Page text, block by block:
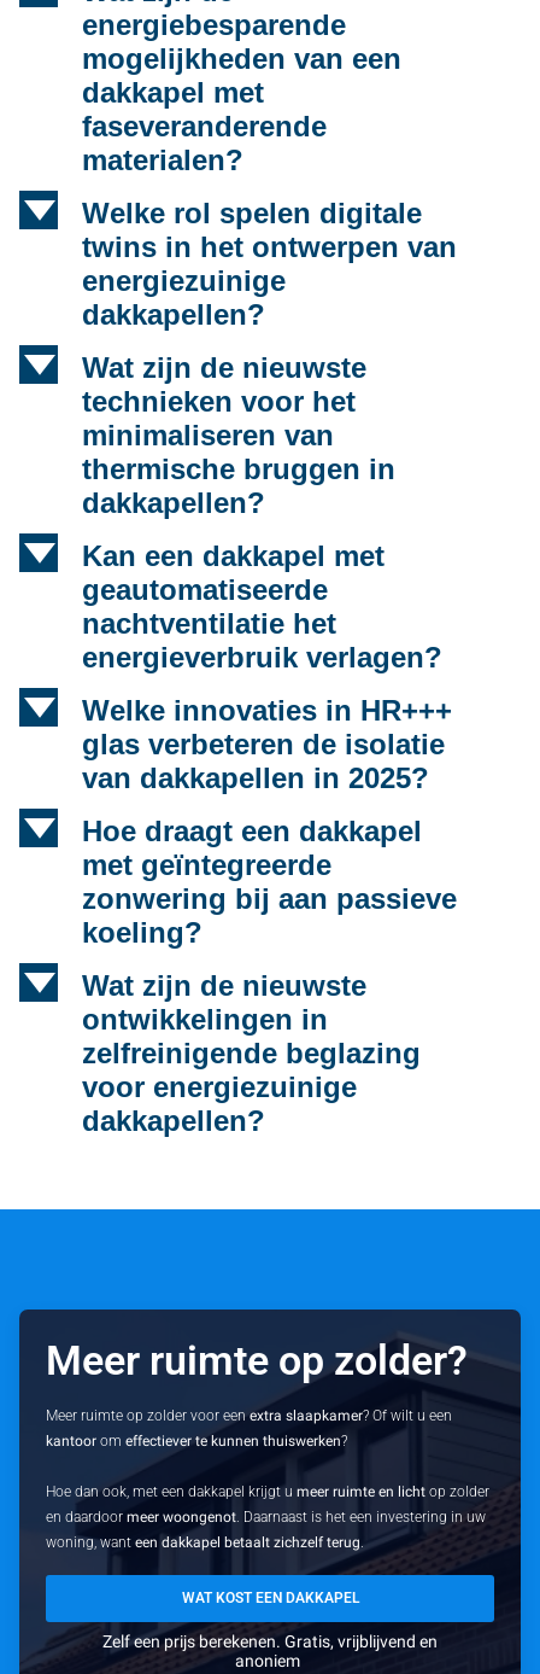
energiebesparende
mogelijkheden van een
dakkapel met
faseveranderende
materialen?
d
Welke rol spelen digitale
twins in het ontwerpen van
energiezuinige
dakkapellen?
d
Wat zijn de nieuwste
technieken voor het
minimaliseren van
thermische bruggen in
dakkapellen?
d
Kan een dakkapel met
geautomatiseerde
nachtventilatie het
energieverbruik verlagen?
d
Welke innovaties in HR+++
glas verbeteren de isolatie
van dakkapellen in 2025?
d
Hoe draagt een dakkapel
met geïntegreerde
zonwering bij aan passieve
koeling?
d
Wat zijn de nieuwste
ontwikkelingen in
zelfreinigende beglazing
voor energiezuinige
dakkapellen?
Meer ruimte op zolder?
Meer ruimte op zolder voor eenextra slaapkamer? Of wilt u een
kantoor omeffectiever te kunnen thuiswerken?
Hoe dan ook, met een dakkapel krijgt umeer ruimte en licht op zolder
en daardoormeer woongenot. Daarnaast is het een investering in uw
woning, wanteen dakkapel betaalt zichzelf terug.
WAT KOST EEN DAKKAPEL
Zelf een prijs berekenen. Gratis, vrijblijvend en
anoniem